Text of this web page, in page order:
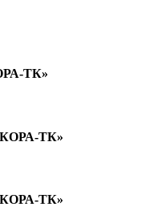
ТК»
ТК»
ТК»